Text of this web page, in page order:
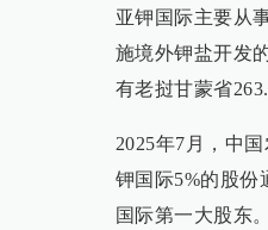
亚钾国际主要从
施境外钾盐开发
有老挝甘蒙省
2025年7月，中
钾国际5%的股份
国际第一大股东。